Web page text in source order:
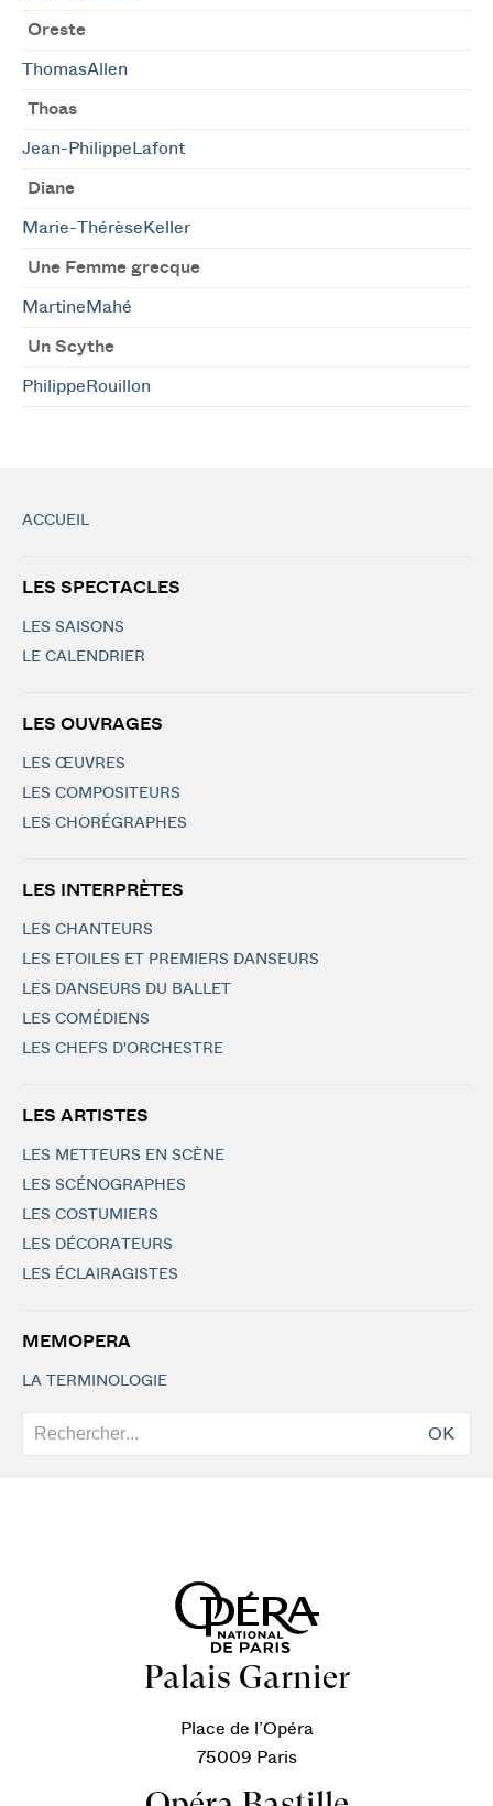
Oreste
ThomasAllen
Thoas
Jean-PhilippeLafont
Diane
Marie-ThérèseKeller
Une Femme grecque
MartineMahé
Un Scythe
PhilippeRouillon
ACCUEIL
LES SPECTACLES
LES SAISONS
LE CALENDRIER
LES OUVRAGES
LES ŒUVRES
LES COMPOSITEURS
LES CHORÉGRAPHES
LES INTERPRÈTES
LES CHANTEURS
LES ETOILES ET PREMIERS DANSEURS
LES DANSEURS DU BALLET
LES COMÉDIENS
LES CHEFS D'ORCHESTRE
LES ARTISTES
LES METTEURS EN SCÈNE
LES SCÉNOGRAPHES
LES COSTUMIERS
LES DÉCORATEURS
LES ÉCLAIRAGISTES
MEMOPERA
LA TERMINOLOGIE
OK
Palais Garnier
Place de l’Opéra
75009 Paris